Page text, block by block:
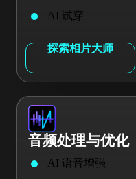
AI 试穿
探索相片大师
音频处理与优化
AI 语音增强